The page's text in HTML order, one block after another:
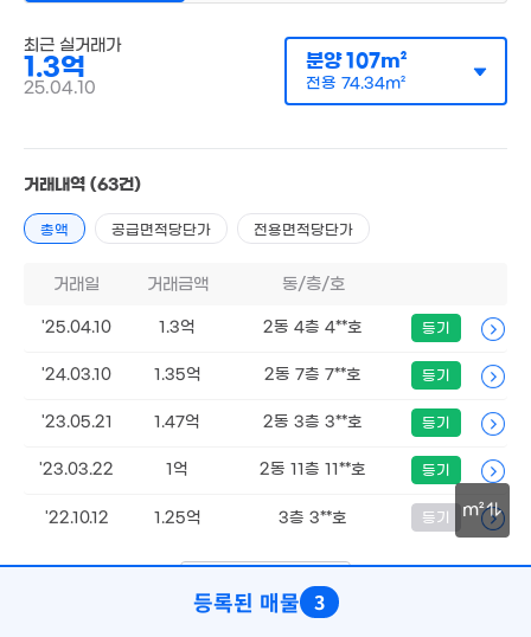
매매 1억 3000만원
전용74m²
6.33억
'22. 11
1.75억
'17. 06
'16. 08
'15. 10
m²
등록된 매물 3
최근 실거래가
1.3억
25.04.10
분양107m²
전용 74.34m²
거래내역 (63건)
총액 공급면적당단가 전용면적당단가
거래일 거래금액 동/층/호
'25.04.10 1.3억 2동 4층 4**호 등기
'24.03.10 1.35억 2동 7층 7**호 등기
'23.05.21 1.47억 2동 3층 3**호 등기
'23.03.22 1억 2동 11층 11**호 등기
'22.10.12 1.25억 3층 3**호 등기
더보기 (1/13)